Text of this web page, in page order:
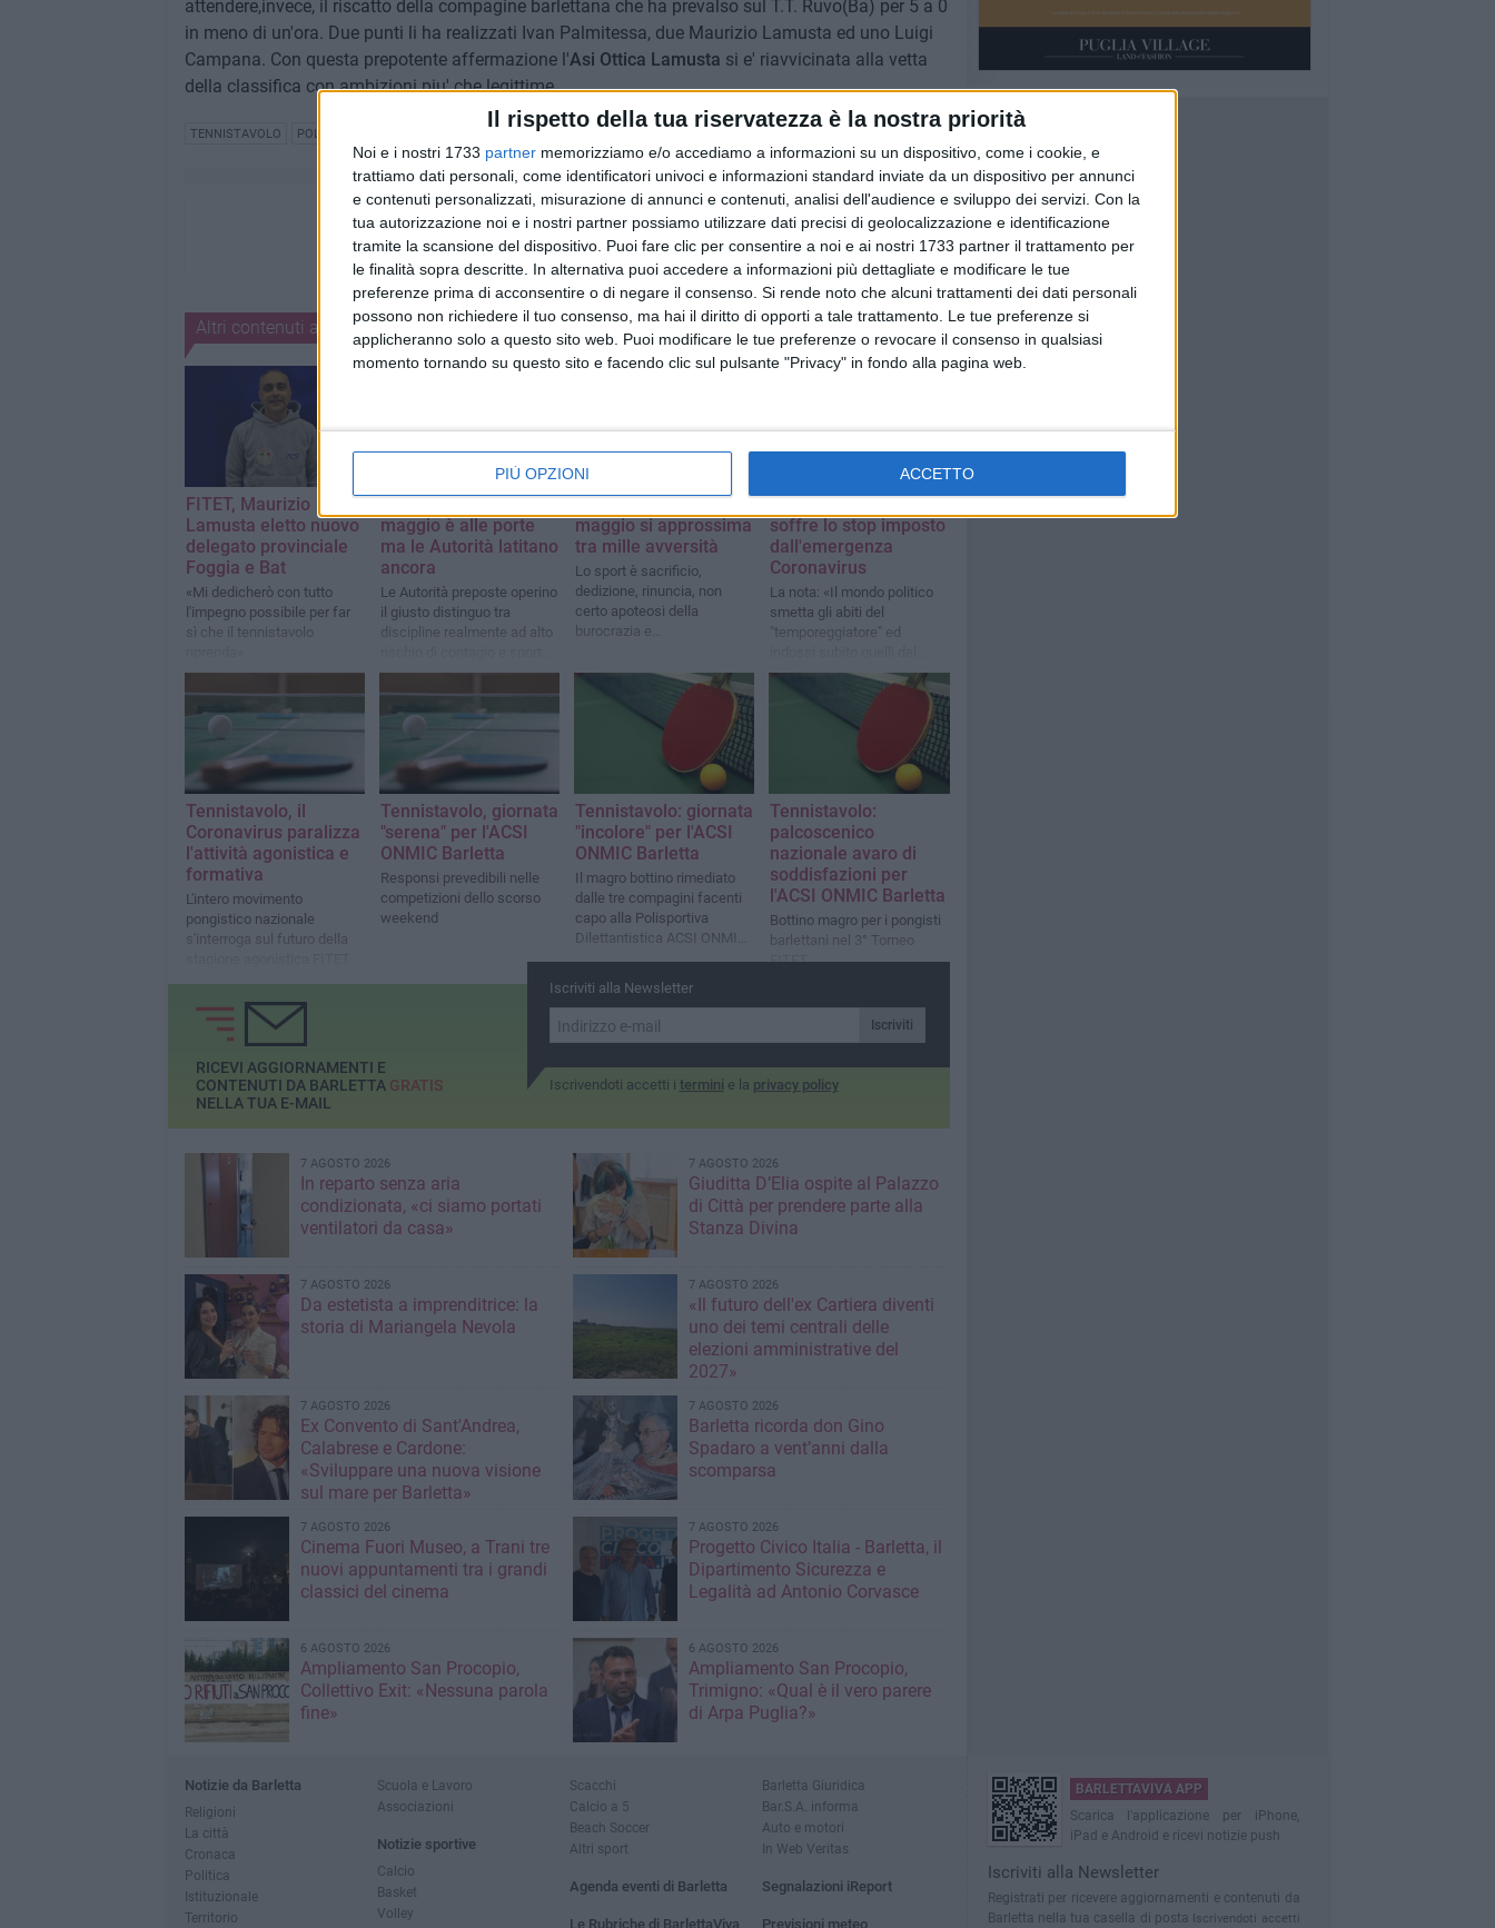
Il rispetto della tua riservatezza è la nostra priorità
Noi e i nostri 1733 partner memorizziamo e/o accediamo a informazioni su un dispositivo, come i cookie, e
trattiamo dati personali, come identificatori univoci e informazioni standard inviate da un dispositivo per annunci
e contenuti personalizzati, misurazione di annunci e contenuti, analisi dell'audience e sviluppo dei servizi. Con la
tua autorizzazione noi e i nostri partner possiamo utilizzare dati precisi di geolocalizzazione e identificazione
tramite la scansione del dispositivo. Puoi fare clic per consentire a noi e ai nostri 1733 partner il trattamento per
le finalità sopra descritte. In alternativa puoi accedere a informazioni più dettagliate e modificare le tue
preferenze prima di acconsentire o di negare il consenso. Si rende noto che alcuni trattamenti dei dati personali
possono non richiedere il tuo consenso, ma hai il diritto di opporti a tale trattamento. Le tue preferenze si
applicheranno solo a questo sito web. Puoi modificare le tue preferenze o revocare il consenso in qualsiasi
momento tornando su questo sito e facendo clic sul pulsante "Privacy" in fondo alla pagina web.
PIÙ OPZIONI ACCETTO
attendere,invece, il riscatto della compagine barlettana che ha prevalso sul T.T. Ruvo(Ba) per 5 a 0
in meno di un'ora. Due punti li ha realizzati Ivan Palmitessa, due Maurizio Lamusta ed uno Luigi
Campana. Con questa prepotente affermazione l'Asi Ottica Lamusta si e' riavvicinata alla vetta
della classifica con ambizioni piu' che legittime.
TENNISTAVOLO POLISPORTIVA DILETTANTISTICA ASI LAMUSTA
Altri contenuti a tema
FITET, Maurizio
Lamusta eletto nuovo
delegato provinciale
Foggia e Bat
«Mi dedicherò con tutto
l'impegno possibile per far
sì che il tennistavolo
Tennistavolo, il 25
maggio è alle porte
ma le Autorità latitano
ancora
Le Autorità preposte operino
il giusto distinguo tra
discipline realmente ad alto
decisamente più sicuri
Tennistavolo: il 18
maggio si approssima
tra mille avversità
Lo sport è sacrificio,
dedizione, rinuncia, non
certo apoteosi della
burocrazia e
Anche il tennistavolo
soffre lo stop imposto
dall'emergenza
Coronavirus
La nota: «Il mondo politico
smetta gli abiti del
"temporeggiatore" ed
"soccorritore"»
Tennistavolo, il
Coronavirus paralizza
l'attività agonistica e
formativa
L'intero movimento
pongistico nazionale
s'interroga sul futuro della
Tennistavolo, giornata
"serena" per l'ACSI
ONMIC Barletta
Responsi prevedibili nelle
competizioni dello scorso
weekend
Tennistavolo: giornata
"incolore" per l'ACSI
ONMIC Barletta
Il magro bottino rimediato
dalle tre compagini facenti
capo alla Polisportiva
Dilettantistica ACSI ONMIC
Tennistavolo:
palcoscenico
nazionale avaro di
soddisfazioni per
l'ACSI ONMIC Barletta
Bottino magro per i pongisti
barlettani nel 3° Torneo
FITET
Iscriviti alla Newsletter
Iscriviti
Iscrivendoti accetti i termini e la privacy policy
RICEVI AGGIORNAMENTI E
CONTENUTI DA BARLETTA GRATIS
NELLA TUA E-MAIL
7 AGOSTO 2026
In reparto senza aria
condizionata, «ci siamo portati
ventilatori da casa»
7 AGOSTO 2026
Giuditta D’Elia ospite al Palazzo
di Città per prendere parte alla
Stanza Divina
7 AGOSTO 2026
Da estetista a imprenditrice: la
storia di Mariangela Nevola
7 AGOSTO 2026
«Il futuro dell'ex Cartiera diventi
uno dei temi centrali delle
elezioni amministrative del
2027»
7 AGOSTO 2026
Ex Convento di Sant'Andrea,
Calabrese e Cardone:
«Sviluppare una nuova visione
sul mare per Barletta»
7 AGOSTO 2026
Barletta ricorda don Gino
Spadaro a vent’anni dalla
scomparsa
7 AGOSTO 2026
Cinema Fuori Museo, a Trani tre
nuovi appuntamenti tra i grandi
classici del cinema
7 AGOSTO 2026
Progetto Civico Italia - Barletta, il
Dipartimento Sicurezza e
Legalità ad Antonio Corvasce
6 AGOSTO 2026
Ampliamento San Procopio,
Collettivo Exit: «Nessuna parola
fine»
6 AGOSTO 2026
Ampliamento San Procopio,
Trimigno: «Qual è il vero parere
di Arpa Puglia?»
Notizie da Barletta
Religioni
La città
Cronaca
Politica
Istituzionale
Territorio
Scuola e Lavoro
Associazioni
Notizie sportive
Calcio
Basket
Volley
Scacchi
Calcio a 5
Beach Soccer
Altri sport
Agenda eventi di Barletta
Le Rubriche di BarlettaViva
Barletta Giuridica
Bar.S.A. informa
Auto e motori
In Web Veritas
Segnalazioni iReport
Previsioni meteo
BARLETTAVIVA APP
Scarica l'applicazione per iPhone,
iPad e Android e ricevi notizie push
Iscriviti alla Newsletter
Registrati per ricevere aggiornamenti e contenuti da
Barletta nella tua casella di posta
Iscrivendoti accetti